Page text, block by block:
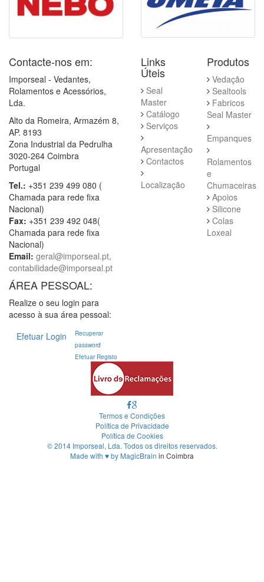
Contacte-nos em:
Imporseal - Vedantes,
Rolamentos e Acessórios,
Lda.
Alto da Romeira, Armazém 8,
AP. 8193
Zona Industrial da Pedrulha
3020-264 Coimbra
Portugal
Tel.: +351 239 499 080 (
Chamada para rede fixa
Nacional)
Fax: +351 239 492 048(
Chamada para rede fixa
Nacional)
Email: geral@imporseal.pt,
contabilidade@imporseal.pt
ÁREA PESSOAL:
Realize o seu login para
acesso à sua área pessoal:
Efetuar Login
Recuperar
password
Efetuar Registo
Links
Úteis
Seal
Master
Catálogo
Serviços
Apresentação
Contactos
Localização
Produtos
Vedação
Sealtools
Fabricos
Seal Master
Empanques
Rolamentos
e
Chumaceiras
Apoios
Silicone
Colas
Loxeal
Termos e Condições
Política de Privacidade
Política de Cookies
© 2014 Imporseal, Lda. Todos os direitos reservados.
Made with ♥by MagicBrain in Coimbra